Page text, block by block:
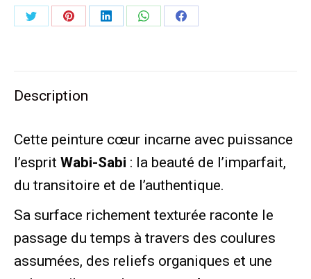
PartagerPartagerPartagerPartagerPartager
Description
Cette peinture cœur incarne avec puissance
l’esprit Wabi-Sabi : la beauté de l’imparfait,
du transitoire et de l’authentique.
Sa surface richement texturée raconte le
passage du temps à travers des coulures
assumées, des reliefs organiques et une